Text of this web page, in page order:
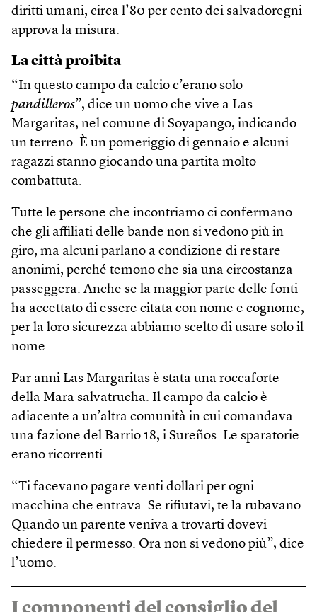
diritti umani, circa l’80 per cento dei salvadoregni
approva la misura.
La città proibita
“In questo campo da calcio c’erano solo
pandilleros”, dice un uomo che vive a Las
Margaritas, nel comune di Soyapango, indicando
un terreno. È un pomeriggio di gennaio e alcuni
ragazzi stanno giocando una partita molto
combattuta.
Tutte le persone che incontriamo ci confermano
che gli affiliati delle bande non si vedono più in
giro, ma alcuni parlano a condizione di restare
anonimi, perché temono che sia una circostanza
passeggera. Anche se la maggior parte delle fonti
ha accettato di essere citata con nome e cognome,
per la loro sicurezza abbiamo scelto di usare solo il
nome.
Par anni Las Margaritas è stata una roccaforte
della Mara salvatrucha. Il campo da calcio è
adiacente a un’altra comunità in cui comandava
una fazione del Barrio 18, i Sureños. Le sparatorie
erano ricorrenti.
“Ti facevano pagare venti dollari per ogni
macchina che entrava. Se rifiutavi, te la rubavano.
Quando un parente veniva a trovarti dovevi
chiedere il permesso. Ora non si vedono più”, dice
l’uomo.